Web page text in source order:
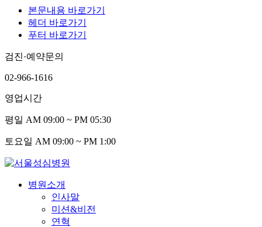
본문내용 바로가기
헤더 바로가기
푸터 바로가기
검진·예약문의
02-966-1616
영업시간
평일 AM 09:00 ~ PM 05:30
토요일 AM 09:00 ~ PM 1:00
병원소개
인사말
미션&비전
연혁